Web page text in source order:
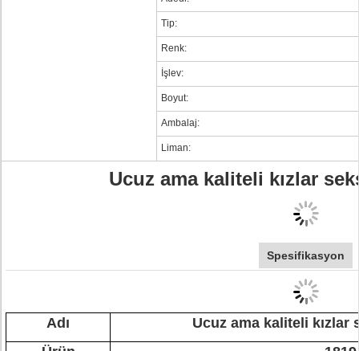
Tip:
Renk:
İşlev:
Boyut:
Ambalaj:
Liman:
Ucuz ama kaliteli kızlar
Spesifikasyon
Adı
Ucuz ama kaliteli kızlar